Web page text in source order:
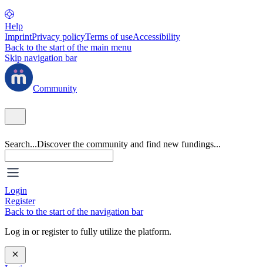
Help
ImprintPrivacy policyTerms of useAccessibility
Back to the start of the main menu
Skip navigation bar
Community
Search...Discover the community and find new fundings...
Login
Register
Back to the start of the navigation bar
Log in or register to fully utilize the platform.